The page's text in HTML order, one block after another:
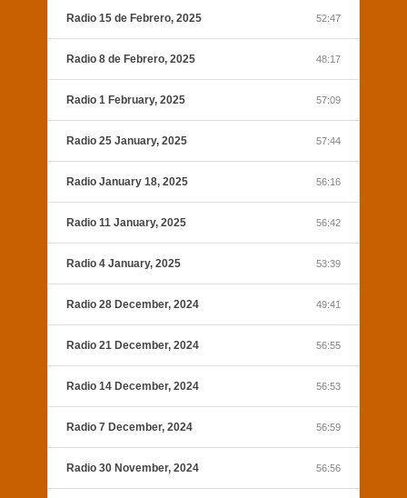
Radio 15 de Febrero, 2025 52:47
Radio 8 de Febrero, 2025 48:17
Radio 1 February, 2025 57:09
Radio 25 January, 2025 57:44
Radio January 18, 2025 56:16
Radio 11 January, 2025 56:42
Radio 4 January, 2025 53:39
Radio 28 December, 2024 49:41
Radio 21 December, 2024 56:55
Radio 14 December, 2024 56:53
Radio 7 December, 2024 56:59
Radio 30 November, 2024 56:56